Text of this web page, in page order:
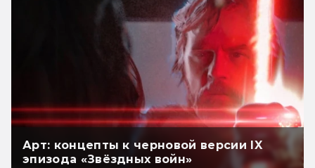
Арт: концепты к черновой версии IX
эпизода «Звёздных войн»